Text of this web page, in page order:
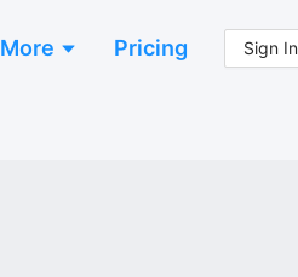
More Pricing Sign In